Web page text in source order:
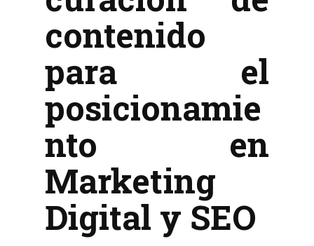
contenido
para el
posicionamie
nto en
Marketing
Digital y SEO